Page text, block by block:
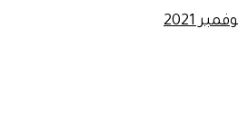
2021